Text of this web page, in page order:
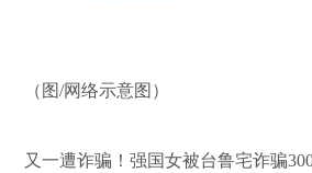
（图/网络示意图）
又一遭诈骗！强国女被台鲁宅诈骗